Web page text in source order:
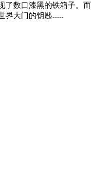
了数口漆黑的铁箱子。而
界大门的钥匙......